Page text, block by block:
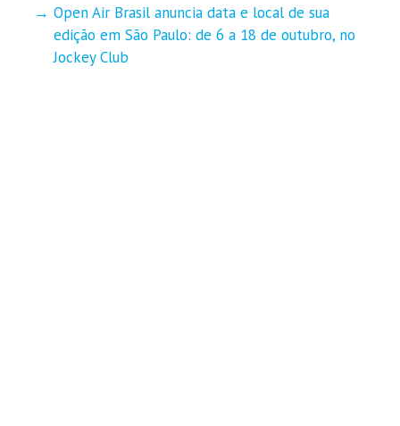
Open Air Brasil anuncia data e local de sua
edição em São Paulo: de 6 a 18 de outubro, no
Jockey Club